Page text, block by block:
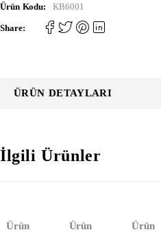
Ürün Kodu: KB6001
Share:
ÜRÜN DETAYLARI
İlgili Ürünler
Ürün
Ürün
Ürün